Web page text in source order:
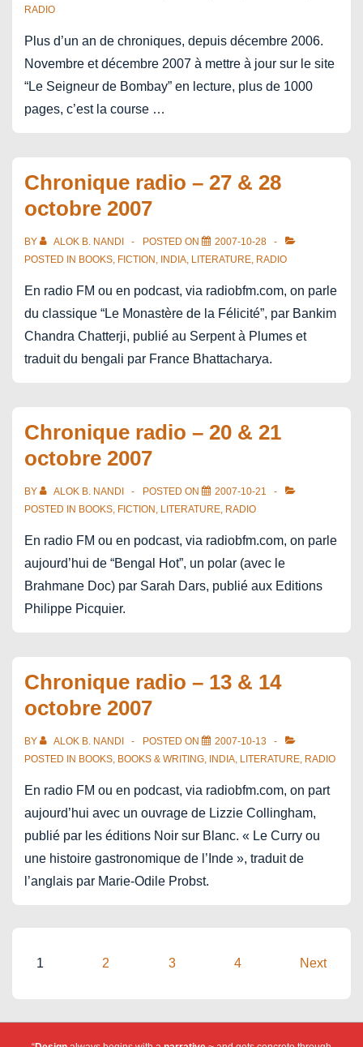
RADIO
Plus d’un an de chroniques, depuis décembre 2006.
Novembre et décembre 2007 à mettre à jour sur le site
“Le Seigneur de Bombay” en lecture, plus de 1000
pages, c’est la course …
Chronique radio – 27 & 28
octobre 2007
BY ALOK B. NANDI POSTED ON
2007-10-28
POSTED IN BOOKS, FICTION , INDIA, LITERATURE, RADIO
En radio FM ou en podcast, via radiobfm.com, on parle
du classique “Le Monastère de la Félicité”, par Bankim
Chandra Chatterji, publié au Serpent à Plumes et
traduit du bengali par France Bhattacharya.
Chronique radio – 20 & 21
octobre 2007
BY ALOK B. NANDI POSTED ON
2007-10-21
POSTED IN BOOKS, FICTION , LITERATURE, RADIO
En radio FM ou en podcast, via radiobfm.com, on parle
aujourd’hui de “Bengal Hot”, un polar (avec le
Brahmane Doc) par Sarah Dars, publié aux Editions
Philippe Picquier.
Chronique radio – 13 & 14
octobre 2007
BY ALOK B. NANDI POSTED ON
2007-10-13
POSTED IN BOOKS, BOOKS & WRITING, INDIA, LITERATURE, RADIO
En radio FM ou en podcast, via radiobfm.com, on part
aujourd’hui avec un ouvrage de Lizzie Collingham,
publié par les éditions Noir sur Blanc. « Le Curry ou
une histoire gastronomique de l’Inde », traduit de
l’anglais par Marie-Odile Probst.
Posts
1 2 3 4 Next